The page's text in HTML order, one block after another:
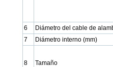
6
Diámetro del cable de
7
Diámetro interno (mm)
8 Tamaño